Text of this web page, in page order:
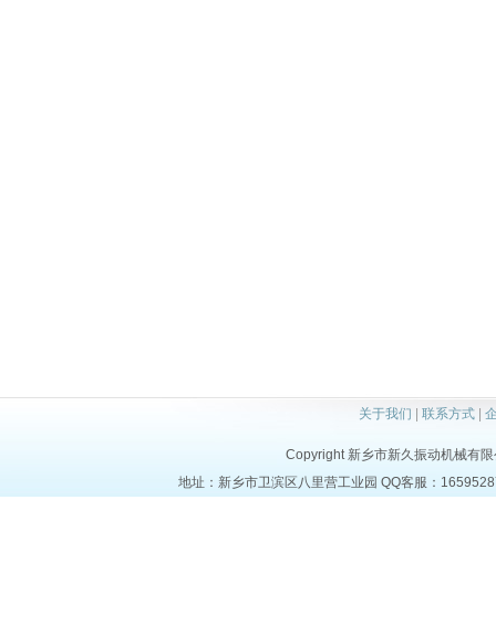
关于我们 | 联系方式|
Copyright 新乡市新久振动机械有
地址：新乡市卫滨区八里营工业园 QQ客服：